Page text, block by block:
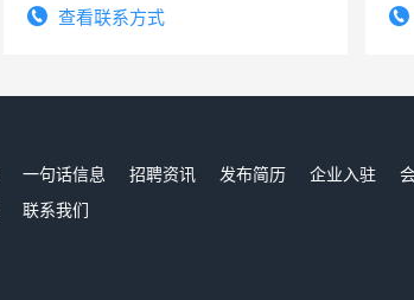
查看联系方式
表
一句话信息 招聘资讯 发布简历 企业入驻
联系我们